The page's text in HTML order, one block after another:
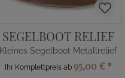
SEGELBOOT RELIEF
Kleines Segelboot Metallrelief
Ihr Komplettpreis ab 95,00 € *